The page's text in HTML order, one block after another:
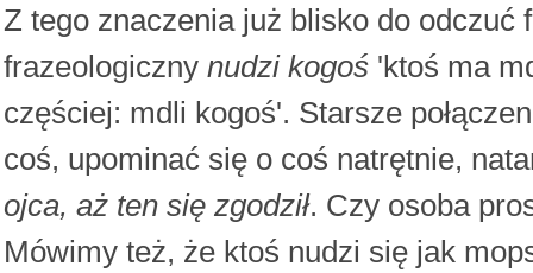
Z tego znaczenia już blisko do
frazeologiczny nudzi kogoś 'ktoś ma
częściej: mdli kogoś'. Starsze
coś, upominać się o coś natrętnie,
ojca, aż ten się zgodził. Czy osoba
Mówimy też, że ktoś nudzi się jak